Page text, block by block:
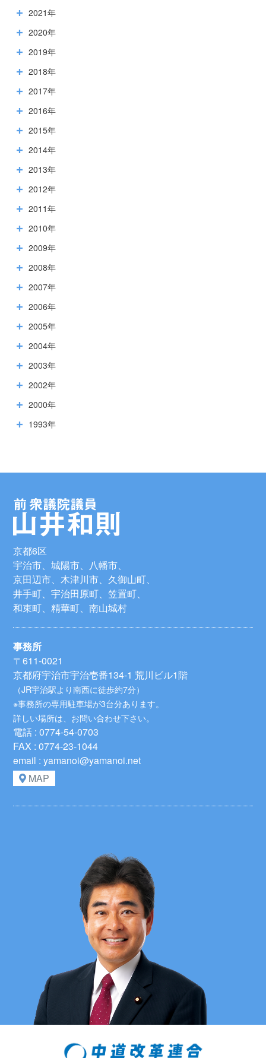
2021年
2020年
2019年
2018年
2017年
2016年
2015年
2014年
2013年
2012年
2011年
2010年
2009年
2008年
2007年
2006年
2005年
2004年
2003年
2002年
2000年
1993年
京都6区
宇治市、城陽市、八幡市、
京田辺市、木津川市、久御山町、
井手町、宇治田原町、笠置町、
和束町、精華町、南山城村
事務所
〒611-0021
京都府宇治市宇治壱番134-1 荒川ビル1階
（JR宇治駅より南西に徒歩約7分）
※事務所の専用駐車場が3台分あります。
詳しい場所は、お問い合わせ下さい。
電話 : 0774-54-0703
FAX : 0774-23-1044
email : yamanoi@yamanoi.net
MAP